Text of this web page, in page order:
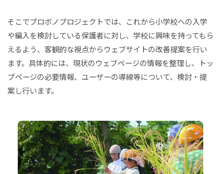
そこでプロボノプロジェクトでは、これから小学校への入学
や編入を検討している保護者に対し、学校に興味を持ってもら
えるよう、客観的な視点からウェブサイトの改善提案を行い
ます。具体的には、現状のウェブページの情報を整理し、トッ
プページの必要情報、ユーザーの導線等について、検討・提
案し行います。